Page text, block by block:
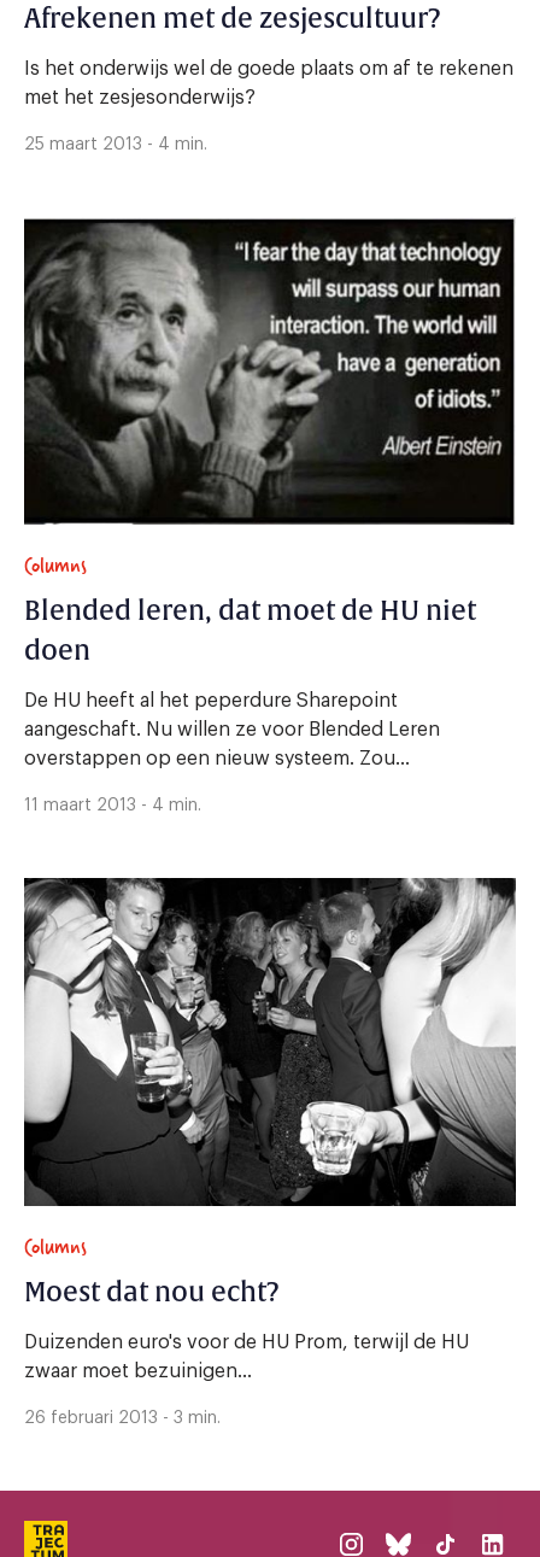
Afrekenen met de zesjescultuur?
Is het onderwijs wel de goede plaats om af te rekenen
met het zesjesonderwijs?
25 maart 2013 - 4 min.
Columns
Blended leren, dat moet de HU niet
doen
De HU heeft al het peperdure Sharepoint
aangeschaft. Nu willen ze voor Blended Leren
overstappen op een nieuw systeem. Zou...
11 maart 2013 - 4 min.
Columns
Moest dat nou echt?
Duizenden euro's voor de HU Prom, terwijl de HU
zwaar moet bezuinigen...
26 februari 2013 - 3 min.